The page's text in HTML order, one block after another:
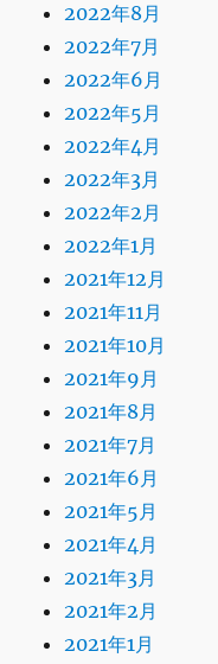
2022年8月
2022年7月
2022年6月
2022年5月
2022年4月
2022年3月
2022年2月
2022年1月
2021年12月
2021年11月
2021年10月
2021年9月
2021年8月
2021年7月
2021年6月
2021年5月
2021年4月
2021年3月
2021年2月
2021年1月